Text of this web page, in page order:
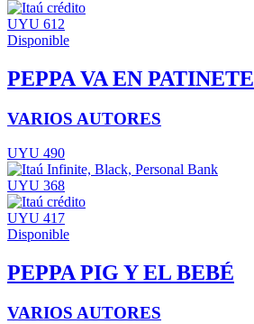
UYU 612
Disponible
PEPPA VA EN PATINETE
VARIOS AUTORES
UYU 490
UYU 368
UYU 417
Disponible
PEPPA PIG Y EL BEBÉ
VARIOS AUTORES